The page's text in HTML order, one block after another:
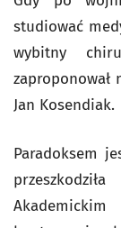
studiować
wybitny
zaproponował
Jan Kosendiak.
Paradoksem